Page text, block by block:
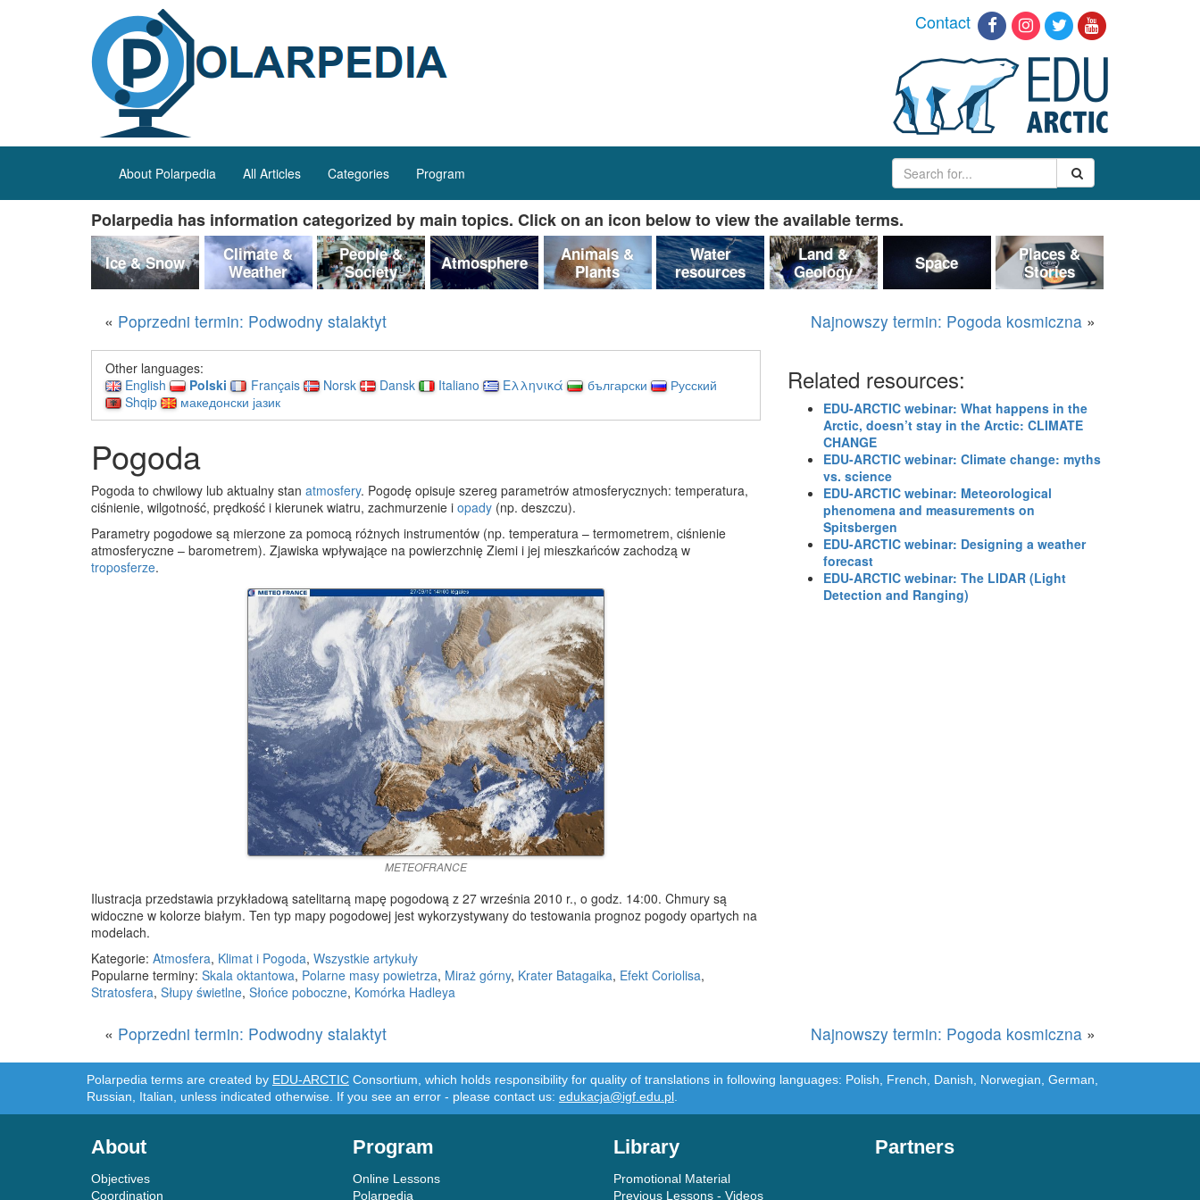
Contact
About Polarpedia All Articles Categories Program
Polarpedia has information categorized by main topics. Click on an icon below to view the available terms.
Ice & Snow
Climate &
Weather
People &
Society
Atmosphere
Animals &
Plants
Water
resources
Land &
Geology
Space
Places &
Stories
« Poprzedni termin: Podwodny stalaktyt Najnowszy termin: Pogoda kosmiczna »
Other languages:
English
Polski Français Norsk Dansk Italiano Ελληνικά български
Русский
Shqip
македонски јазик
Pogoda
Pogoda to chwilowy lub aktualny stan atmosfery. Pogodę opisuje szereg parametrów atmosferycznych: temperatura,
ciśnienie, wilgotność, prędkość i kierunek wiatru, zachmurzenie i opady (np. deszczu).
Parametry pogodowe są mierzone za pomocą różnych instrumentów (np. temperatura – termometrem, ciśnienie
atmosferyczne – barometrem). Zjawiska wpływające na powierzchnię Ziemi i jej mieszkańców zachodzą w
troposferze.
METEOFRANCE
Ilustracja przedstawia przykładową satelitarną mapę pogodową z 27 września 2010 r., o godz. 14:00. Chmury są
widoczne w kolorze białym. Ten typ mapy pogodowej jest wykorzystywany do testowania prognoz pogody opartych na
modelach.
Kategorie: Atmosfera, Klimat i Pogoda, Wszystkie artykuły
Popularne terminy: Skala oktantowa, Polarne masy powietrza, Miraż górny, Krater Batagaika, Efekt Coriolisa,
Stratosfera, Słupy świetlne, Słońce poboczne, Komórka Hadleya
Related resources:
EDU-ARCTIC webinar: What happens in the
Arctic, doesn’t stay in the Arctic: CLIMATE
CHANGE
EDU-ARCTIC webinar: Climate change: myths
vs. science
EDU-ARCTIC webinar: Meteorological
phenomena and measurements on
Spitsbergen
EDU-ARCTIC webinar: Designing a weather
forecast
EDU-ARCTIC webinar: The LIDAR (Light
Detection and Ranging)
« Poprzedni termin: Podwodny stalaktyt Najnowszy termin: Pogoda kosmiczna »
Polarpedia terms are created by EDU-ARCTIC Consortium, which holds responsibility for quality of translations in following languages: Polish, French, Danish, Norwegian, German,
Russian, Italian, unless indicated otherwise. If you see an error - please contact us: edukacja@igf.edu.pl
About
Objectives
Coordination
Program
Online Lessons
Polarpedia
Library
Promotional Material
Previous Lessons - Videos
Partners